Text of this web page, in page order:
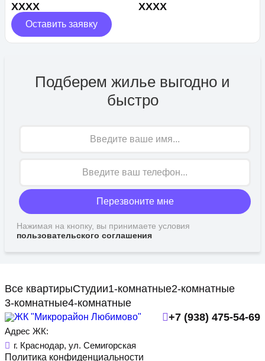
XXXX XXXX
Оставить заявку
Подберем жилье выгодно и
быстро
Перезвоните мне
Нажимая на кнопку, вы принимаете условия
пользовательского соглашения
Все квартирыСтудии1-комнатные2-комнатные
3-комнатные4-комнатные
Адрес ЖК:
г. Краснодар, ул. Семигорская
+7 (938) 475-54-69
Политика конфиденциальности